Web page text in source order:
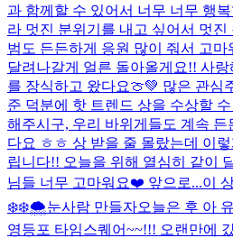
과 함께할 수 있어서 너무 너무 행
라 멋진 분위기를 내고 싶어서 멋
범도 든든하게 응원 많이 줘서 고마
달려나갈게 얼른 돌아올게요!! 사랑
를 장식하고 왔다요🍈💚 많은 관심
준 덕분에 핫 트렌드 상을 수상할
해주시구, 우리 바위게들도 계속
다요 ㅎㅎ 상 받을 줄 몰랐는데 이
립니다!! 오늘을 위해 열심히 같이
님들 너무 고마워요❤️ 앞으로...이
❄️❄️🌨️눈사람 만들자오늘은 후 아
영등포 타임스퀘어~~!!! 오랜만에